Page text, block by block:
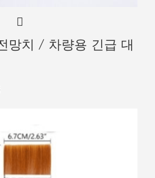
망치 / 차량용 긴급 대